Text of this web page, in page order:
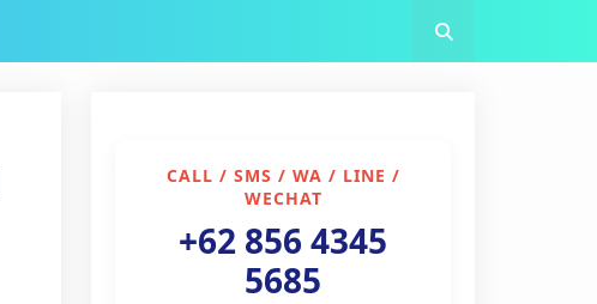
CALL / SMS / WA / LINE /
WECHAT
+62 856 4345
5685